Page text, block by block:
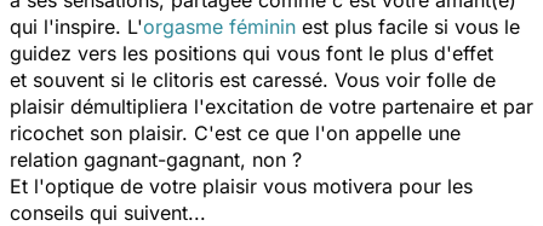
qui l'inspire. L'orgasme féminin est plus facile si vous le
guidez vers les positions qui vous font le plus d'effet
et souvent si le clitoris est caressé. Vous voir folle de
plaisir démultipliera l'excitation de votre partenaire et par
ricochet son plaisir. C'est ce que l'on appelle une
relation gagnant-gagnant, non ?
Et l'optique de votre plaisir vous motivera pour les
conseils qui suivent...